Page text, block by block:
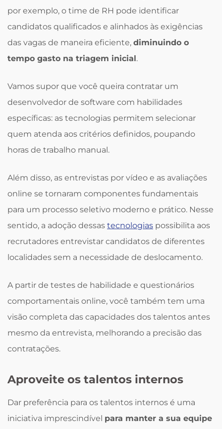
por exemplo, o time de RH pode identificar
candidatos qualificados e alinhados às exigências
das vagas de maneira eficiente, diminuindo o
tempo gasto na triagem inicial.
Vamos supor que você queira contratar um
desenvolvedor de software com habilidades
específicas: as tecnologias permitem selecionar
quem atenda aos critérios definidos, poupando
horas de trabalho manual.
Além disso, as entrevistas por vídeo e as avaliações
online se tornaram componentes fundamentais
para um processo seletivo moderno e prático. Nesse
sentido, a adoção dessas tecnologias possibilita aos
recrutadores entrevistar candidatos de diferentes
localidades sem a necessidade de deslocamento.
A partir de testes de habilidade e questionários
comportamentais online, você também tem uma
visão completa das capacidades dos talentos antes
mesmo da entrevista, melhorando a precisão das
contratações.
Aproveite os talentos internos
Dar preferência para os talentos internos é uma
iniciativa imprescindível para manter a sua equipe